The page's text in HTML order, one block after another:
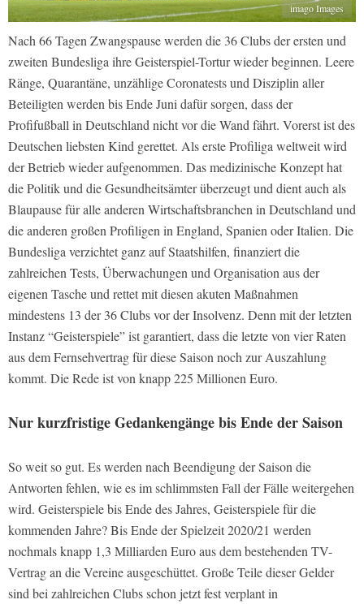
imago Images
Nach 66 Tagen Zwangspause werden die 36 Clubs der ersten und
zweiten Bundesliga ihre Geisterspiel-Tortur wieder beginnen. Leere
Ränge, Quarantäne, unzählige Coronatests und Disziplin aller
Beteiligten werden bis Ende Juni dafür sorgen, dass der
Profifußball in Deutschland nicht vor die Wand fährt. Vorerst ist des
Deutschen liebsten Kind gerettet. Als erste Profiliga weltweit wird
der Betrieb wieder aufgenommen. Das medizinische Konzept hat
die Politik und die Gesundheitsämter überzeugt und dient auch als
Blaupause für alle anderen Wirtschaftsbranchen in Deutschland und
die anderen großen Profiligen in England, Spanien oder Italien. Die
Bundesliga verzichtet ganz auf Staatshilfen, finanziert die
zahlreichen Tests, Überwachungen und Organisation aus der
eigenen Tasche und rettet mit diesen akuten Maßnahmen
mindestens 13 der 36 Clubs vor der Insolvenz. Denn mit der letzten
Instanz “Geisterspiele” ist garantiert, dass die letzte von vier Raten
aus dem Fernsehvertrag für diese Saison noch zur Auszahlung
kommt. Die Rede ist von knapp 225 Millionen Euro.
Nur kurzfristige Gedankengänge bis Ende der Saison
So weit so gut. Es werden nach Beendigung der Saison die
Antworten fehlen, wie es im schlimmsten Fall der Fälle weitergehen
wird. Geisterspiele bis Ende des Jahres, Geisterspiele für die
kommenden Jahre? Bis Ende der Spielzeit 2020/21 werden
nochmals knapp 1,3 Milliarden Euro aus dem bestehenden TV-
Vertrag an die Vereine ausgeschüttet. Große Teile dieser Gelder
sind bei zahlreichen Clubs schon jetzt fest verplant in